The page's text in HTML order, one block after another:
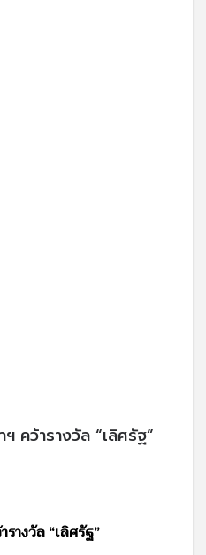
คว้ารางวัล “เลิศรัฐ”
างวัล “เลิศรัฐ”